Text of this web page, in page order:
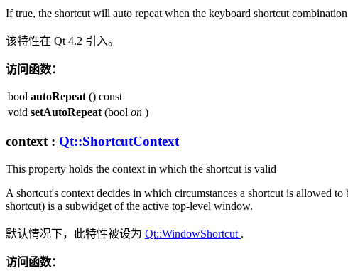
If true, the shortcut will auto repeat when the keyboard shortcut
该特性在 Qt 4.2 引入。
访问函数：
bool autoRepeat () const
void setAutoRepeat (bool on )
context : Qt::ShortcutContext
This property holds the context in which the shortcut is valid
A shortcut's context decides in which circumstances a shortcut is allowed
shortcut) is a subwidget of the active top-level window.
默认情况下，此特性被设为 Qt::WindowShortcut .
访问函数：